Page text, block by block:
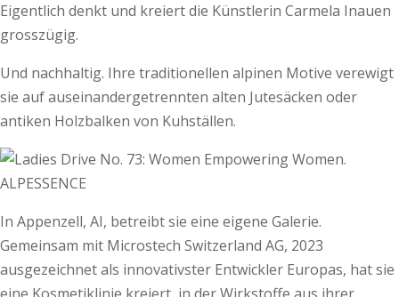
Eigentlich denkt und kreiert die Künstlerin Carmela Inauen
grosszügig.
Und nachhaltig. Ihre traditionellen alpinen Motive verewigt
sie auf auseinander­getrennten alten Jutesäcken oder
antiken Holzbalken von Kuhställen.
In Appenzell, AI, betreibt sie eine eigene Galerie.
Gemeinsam mit Microstech Switzerland AG, 2023
ausgezeichnet als innovativster Ent­wick­­ler Europas, hat sie